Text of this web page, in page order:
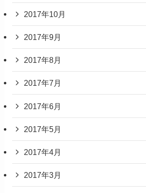
2017年10月
2017年9月
2017年8月
2017年7月
2017年6月
2017年5月
2017年4月
2017年3月